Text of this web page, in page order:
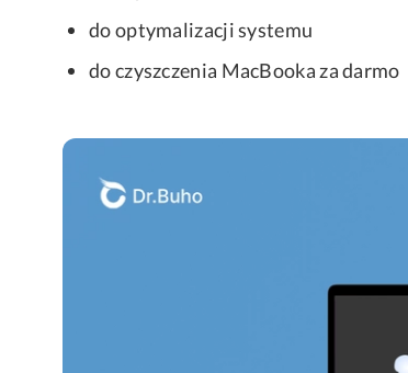
do optymalizacji systemu
do czyszczenia MacBooka za darmo